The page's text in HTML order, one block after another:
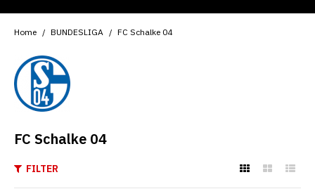
Home BUNDESLIGA FC Schalke 04
FC Schalke 04
FILTER